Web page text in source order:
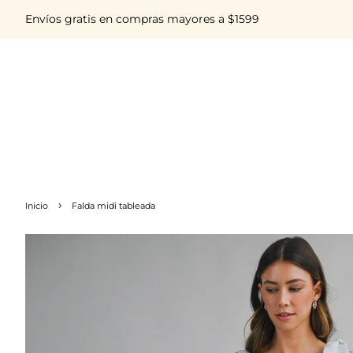
Envíos gratis en compras mayores a $1599
Inicio › Falda midi tableada